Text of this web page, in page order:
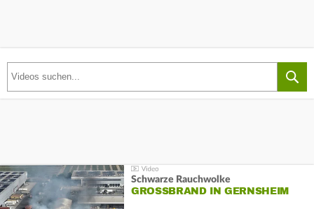
Schwarze Rauchwolke
GROSSBRAND IN GERNSHEIM